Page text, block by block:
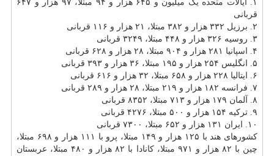
۱. ایالات متحده یک میلیون و ۶۴۵ هزار و ۹۴ مبتلا، ۹۷ هزار و ۶۴۷
قربانی
۲. برزیل ۳۳۲ هزار و ۳۸۲ مبتلا، ۲۱ هزار و ۱۱۶ قربانی
۳. روسیه ۳۲۶ هزار و ۴۴۸ مبتلا، ۳۲۴۹ قربانی
۴. اسپانیا ۲۸۱ هزار و ۹۰۴ مبتلا، ۲۸ هزار و ۶۲۸ قربانی
۵. انگلیس ۲۵۴ هزار و ۱۹۵ مبتلا، ۳۶ هزار و ۳۹۳ قربانی
۶. ایتالیا ۲۲۸ هزار و ۶۵۸ مبتلا، ۳۲ هزار و ۶۱۶ قربانی
۷. فرانسه ۱۸۲ هزار و ۲۱۹ مبتلا، ۲۸ هزار و ۲۸۹ قربانی
۸. آلمان ۱۷۹ هزار و ۷۱۳ مبتلا، ۸۳۵۲ قربانی
۹. ترکیه ۱۵۴ هزار و ۵۰۰ مبتلا، ۴۲۷۶ قربانی
۱۰. ایران ۱۳۱ هزار و ۶۵۲ مبتلا، ۷۳۰۰ قربانی
کشورهای هند با ۱۲۵ هزار و ۱۴۹ مبتلا، پرو با ۱۱۱ هزار و ۶۹۸ مبتلا،
چین با ۸۲ هزار و ۹۷۱ مبتلا، کانادا با ۸۲ هزار و ۴۸۰ مبتلا، عربستان